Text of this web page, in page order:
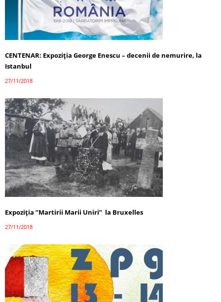
CENTENAR: Expoziția George Enescu – decenii de nemurire, la
Istanbul
27/11/2018
Expoziția ”Martirii Marii Uniri” la Bruxelles
27/11/2018